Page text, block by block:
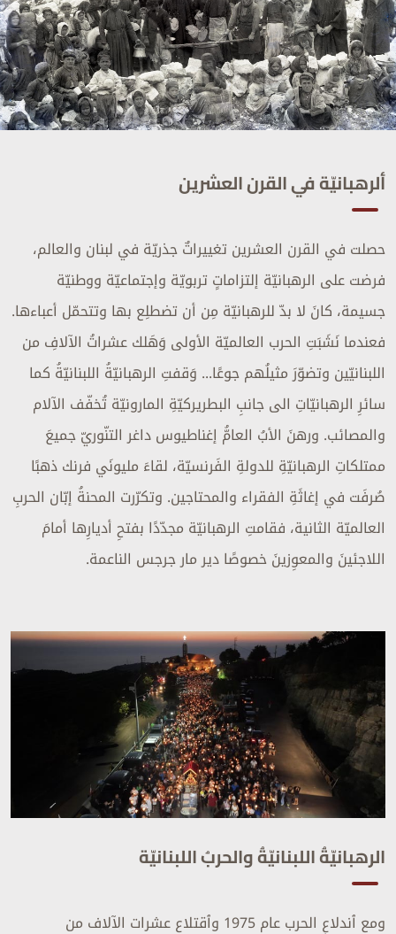
ألرهبانيّة في القرن العشرين
حصلت في القرن العشرين تغييراتٌ جذريّة في لبنان والعالم،
فرضت على الرهبانيّة إلتزاماتٍ تربويّة وإجتماعيّة ووطنيّة
جسيمة، كانَ لا بدّ للرهبانيّة مِن أن تضطلِع بها وتتحمّل أعباءها.
فعندما نَشَبَتِ الحرب العالميّة الأولى وَهَلك عشراتُ الآلافِ من
اللبنانيّين وتضوّرَ مثيلُهم جوعًا... وَقفتِ الرهبانيّةُ اللبنانيّةُ كما
سائرِ الرهبانيّاتِ الى جانبِ البطريركيّةِ المارونيّة تُخفّف الآلام
والمصائب. ورهنَ الأبُ العامُّ إغناطيوس داغر التنّوريّ جميعَ
ممتلكاتِ الرهبانيّةِ للدولةِ الفَرنسيّة، لقاءَ مليونَي فرنك ذهبًا
صُرفَت في إغاثَةِ الفقراء والمحتاجين. وتكرّرت المحنةُ إبّان الحربِ
العالميّة الثانية، فقامتِ الرهبانيّة مجدّدًا بفتحِ أديارِها أمامَ
اللاجئينَ والمعوِزينَ خصوصًا دير مار جرجس الناعمة.
الرهبانيّةُ اللبنانيّةُ والحربُ اللبنانيّة
ومع ٱندلاعِ الحرب عام 1975 وٱقتلاع عشرات الآلاف من